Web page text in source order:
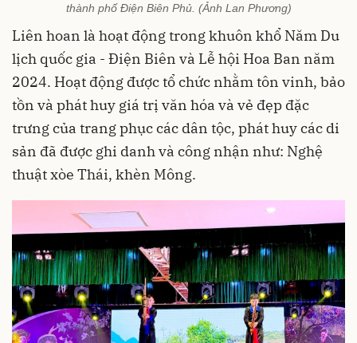
thành phố Điện Biên Phủ. (Ảnh Lan Phương)
Liên hoan là hoạt động trong khuôn khổ Năm Du
lịch quốc gia - Điện Biên và Lễ hội Hoa Ban năm
2024. Hoạt động được tổ chức nhằm tôn vinh, bảo
tồn và phát huy giá trị văn hóa và vẻ đẹp đặc
trưng của trang phục các dân tộc, phát huy các di
sản đã được ghi danh và công nhận như: Nghệ
thuật xòe Thái, khèn Mông.